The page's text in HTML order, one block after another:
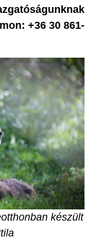
+36 30 861-
készült